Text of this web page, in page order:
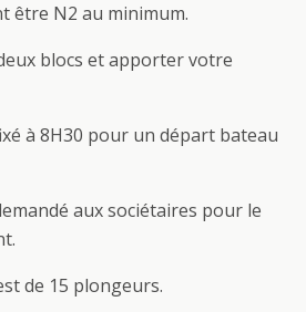
être N2 au minimum.
blocs et apporter votre
à 8H30 pour un départ bateau
aux sociétaires pour le
de 15 plongeurs.